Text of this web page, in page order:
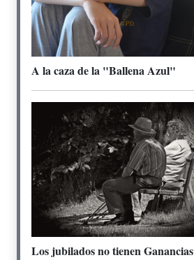
A la caza de la "Ballena Azul"
Los jubilados no tienen Ganancias